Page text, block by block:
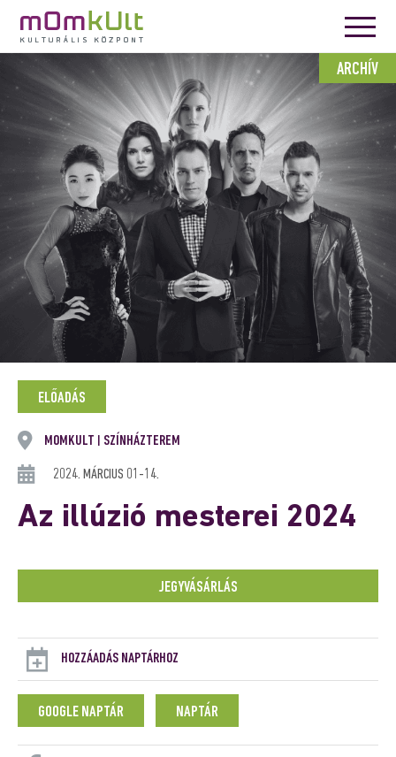
ARCHÍV
ELŐADÁS
MOMKULT SZÍNHÁZTEREM
2024. MÁRCIUS 01-14.
Az illúzió mesterei 2024
JEGYVÁSÁRLÁS
HOZZÁADÁS NAPTÁRHOZ
GOOGLE NAPTÁR NAPTÁR